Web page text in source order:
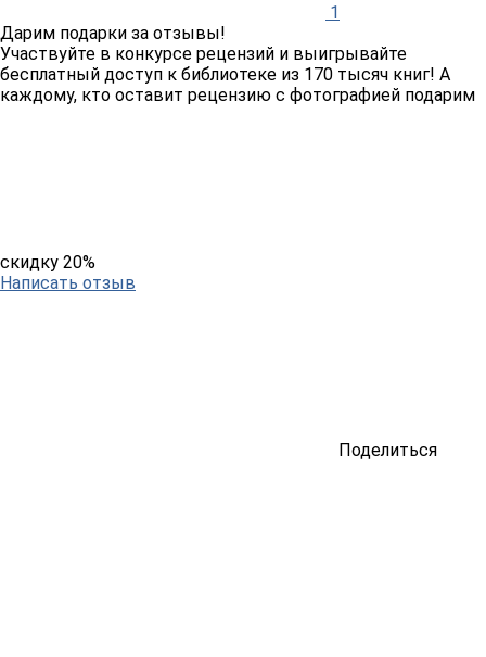
1
Дарим подарки за отзывы!
Участвуйте в конкурсе рецензий и выигрывайте
бесплатный доступ к библиотеке из 170 тысяч книг! А
каждому, кто оставит рецензию с фотографией подарим
скидку 20%
Написать отзыв
Поделиться